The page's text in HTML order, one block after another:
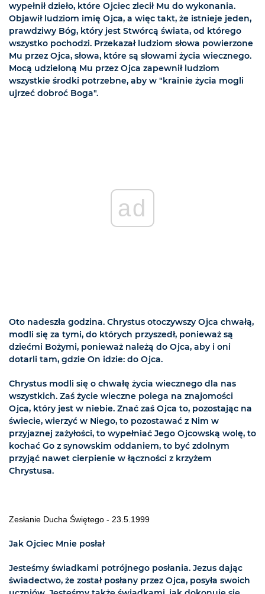
wypełnił dzieło, które Ojciec zlecił Mu do wykonania.
Objawił ludziom imię Ojca, a więc takt, że istnieje jeden,
prawdziwy Bóg, który jest Stwórcą świata, od którego
wszystko pochodzi. Przekazał ludziom słowa powierzone
Mu przez Ojca, słowa, które są słowami życia wiecznego.
Mocą udzieloną Mu przez Ojca zapewnił ludziom
wszystkie środki potrzebne, aby w "krainie życia mogli
ujrzeć dobroć Boga".
ad
Oto nadeszła godzina. Chrystus otoczywszy Ojca chwałą,
modli się za tymi, do których przyszedł, ponieważ są
dziećmi Bożymi, ponieważ należą do Ojca, aby i oni
dotarli tam, gdzie On idzie: do Ojca.
Chrystus modli się o chwałę życia wiecznego dla nas
wszystkich. Zaś życie wieczne polega na znajomości
Ojca, który jest w niebie. Znać zaś Ojca to, pozostając na
świecie, wierzyć w Niego, to pozostawać z Nim w
przyjaznej zażyłości, to wypełniać Jego Ojcowską wolę, to
kochać Go z synowskim oddaniem, to być zdolnym
przyjąć nawet cierpienie w łączności z krzyżem
Chrystusa.
Zesłanie Ducha Świętego - 23.5.1999
Jak Ojciec Mnie posłał
Jesteśmy świadkami potrójnego posłania. Jezus dając
świadectwo, że został posłany przez Ojca, posyła swoich